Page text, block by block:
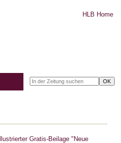
HLB Home
Gratis-Beilage "Neue